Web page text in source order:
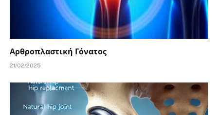
Αρθροπλαστική Γόνατος
21/02/2025